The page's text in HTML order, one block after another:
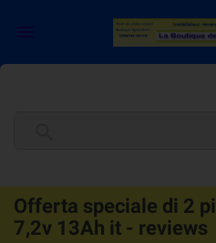
Offerta speciale di 2
7,2v 13Ah it - reviews